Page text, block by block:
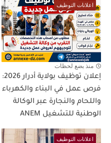
اعلانات التوظيف
منذ بضع لحظات
إعلان توظيف بولاية أدرار 2026:
فرص عمل في البناء والكهرباء
واللحام والنجارة عبر الوكالة
الوطنية للتشغيل ANEM
اعلانات التوظيف